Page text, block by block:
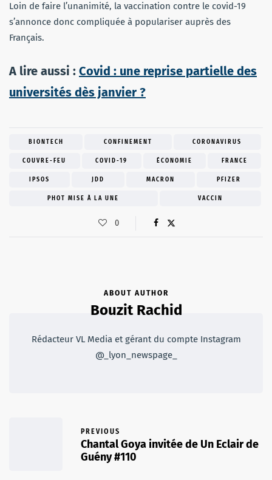
Loin de faire l’unanimité, la vaccination contre le covid-19
s’annonce donc compliquée à populariser auprès des
Français.
A lire aussi : Covid : une reprise partielle des
universités dès janvier ?
BIONTECH CONFINEMENT CORONAVIRUS
COUVRE-FEU COVID-19 ÉCONOMIE FRANCE
IPSOS JDD MACRON PFIZER
PHOT MISE À LA UNE VACCIN
0
ABOUT AUTHOR
Bouzit Rachid
Rédacteur VL Media et gérant du compte Instagram
@_lyon_newspage_
PREVIOUS
Chantal Goya invitée de Un Eclair de
Guény #110